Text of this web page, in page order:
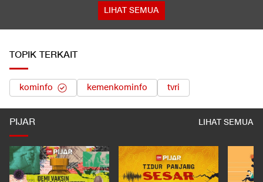
LIHAT SEMUA
TOPIK TERKAIT
kominfo kemenkominfo tvri
PIJAR LIHAT SEMUA